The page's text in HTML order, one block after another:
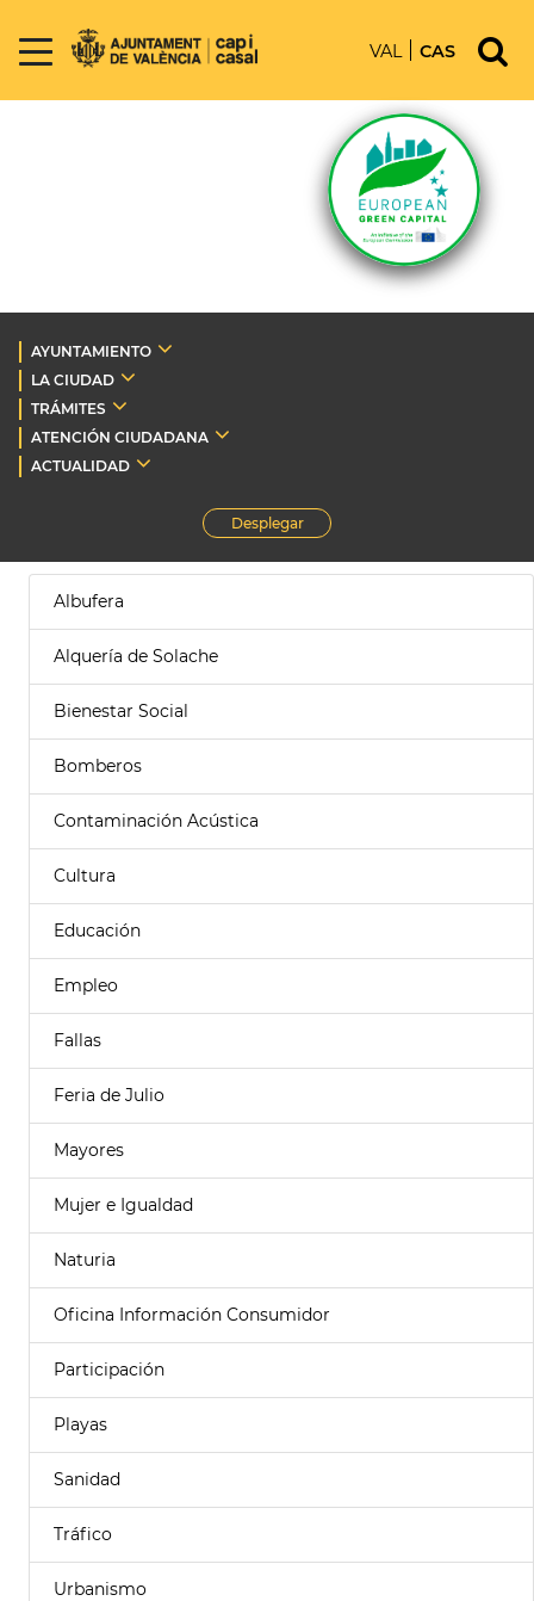
VAL CAS
AYUNTAMIENTO
LA CIUDAD
TRÁMITES
ATENCIÓN CIUDADANA
ACTUALIDAD
Desplegar
Albufera
Alquería de Solache
Bienestar Social
Bomberos
Contaminación Acústica
Cultura
Educación
Empleo
Fallas
Feria de Julio
Mayores
Mujer e Igualdad
Naturia
Oficina Información Consumidor
Participación
Playas
Sanidad
Tráfico
Urbanismo